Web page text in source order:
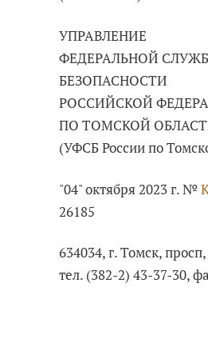
УПРАВЛЕНИЕ
ФЕДЕРАЛЬНОЙ
БЕЗОПАСНОСТИ
РОССИЙСКОЙ
ПО ТОМСКОЙ
(УФСБ России по
"04" октября 2023 г. №
26185
634034, г. Томск,
тел. (382-2) 43-37-30,